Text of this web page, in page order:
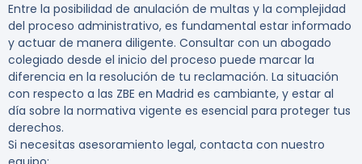
Entre la posibilidad de anulación de multas y la complejidad
del proceso administrativo, es fundamental estar informado
y actuar de manera diligente. Consultar con un abogado
colegiado desde el inicio del proceso puede marcar la
diferencia en la resolución de tu reclamación. La situación
con respecto a las ZBE en Madrid es cambiante, y estar al
día sobre la normativa vigente es esencial para proteger tus
derechos.
Si necesitas asesoramiento legal, contacta con nuestro